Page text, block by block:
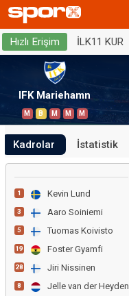
Hızlı Erişim İLK11 KUR
IFK Mariehamn
M B M M M
Kadrolar İstatistik
1 Kevin Lund
3 Aaro Soiniemi
5 Tuomas Koivisto
19 Foster Gyamfi
28 Jiri Nissinen
8 Jelle van der Heyden